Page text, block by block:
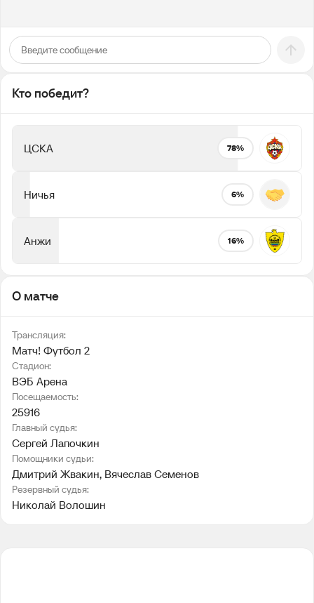
Кто победит?
ЦСКА 78%
Ничья 6%
Анжи 16%
О матче
Трансляция:
Матч! Футбол 2
Стадион:
ВЭБ Арена
Посещаемость:
25916
Главный судья:
Сергей Лапочкин
Помощники судьи:
Дмитрий Жвакин, Вячеслав Семенов
Резервный судья:
Николай Волошин